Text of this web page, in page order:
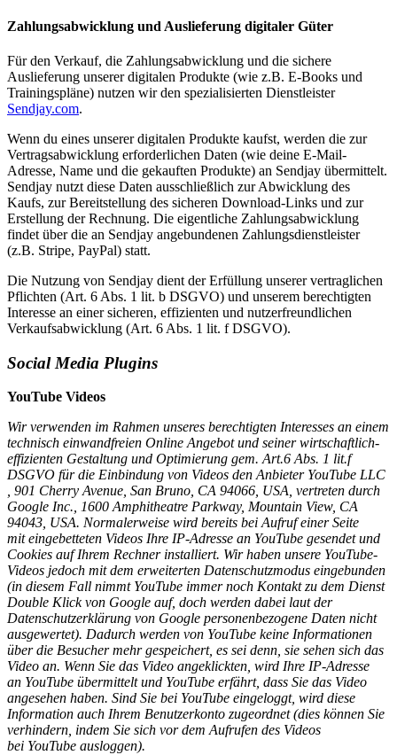
Zahlungsabwicklung und Auslieferung digitaler Güter
Für den Verkauf, die Zahlungsabwicklung und die sichere
Auslieferung unserer digitalen Produkte (wie z.B. E-Books und
Trainingspläne) nutzen wir den spezialisierten Dienstleister
Sendjay.com.
Wenn du eines unserer digitalen Produkte kaufst, werden die zur
Vertragsabwicklung erforderlichen Daten (wie deine E-Mail-
Adresse, Name und die gekauften Produkte) an Sendjay übermittelt.
Sendjay nutzt diese Daten ausschließlich zur Abwicklung des
Kaufs, zur Bereitstellung des sicheren Download-Links und zur
Erstellung der Rechnung. Die eigentliche Zahlungsabwicklung
findet über die an Sendjay angebundenen Zahlungsdienstleister
(z.B. Stripe, PayPal) statt.
Die Nutzung von Sendjay dient der Erfüllung unserer vertraglichen
Pflichten (Art. 6 Abs. 1 lit. b DSGVO) und unserem berechtigten
Interesse an einer sicheren, effizienten und nutzerfreundlichen
Verkaufsabwicklung (Art. 6 Abs. 1 lit. f DSGVO).
Social Media Plugins
YouTube Videos
Wir verwenden im Rahmen unseres berechtigten Interesses an einem
technisch einwandfreien Online Angebot und seiner wirtschaftlich-
effizienten Gestaltung und Optimierung gem. Art.6 Abs. 1 lit.f
DSGVO für die Einbindung von Videos den Anbieter YouTube LLC
, 901 Cherry Avenue, San Bruno, CA 94066, USA, vertreten durch
Google Inc., 1600 Amphitheatre Parkway, Mountain View, CA
94043, USA. Normalerweise wird bereits bei Aufruf einer Seite
mit eingebetteten Videos Ihre IP-Adresse an YouTube gesendet und
Cookies auf Ihrem Rechner installiert. Wir haben unsere YouTube-
Videos jedoch mit dem erweiterten Datenschutzmodus eingebunden
(in diesem Fall nimmt YouTube immer noch Kontakt zu dem Dienst
Double Klick von Google auf, doch werden dabei laut der
Datenschutzerklärung von Google personenbezogene Daten nicht
ausgewertet). Dadurch werden von YouTube keine Informationen
über die Besucher mehr gespeichert, es sei denn, sie sehen sich das
Video an. Wenn Sie das Video angeklickten, wird Ihre IP-Adresse
an YouTube übermittelt und YouTube erfährt, dass Sie das Video
angesehen haben. Sind Sie bei YouTube eingeloggt, wird diese
Information auch Ihrem Benutzerkonto zugeordnet (dies können Sie
verhindern, indem Sie sich vor dem Aufrufen des Videos
bei YouTube ausloggen).